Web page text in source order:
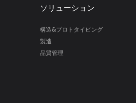
ソリューション
構造&プロトタイピング
製造
品質管理